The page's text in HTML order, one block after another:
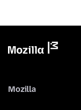
Mozilla